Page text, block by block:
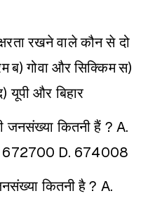
रखने वाले कौन से दो
ब) गोवा और सिक्किमस)
यूपी और बिहार
कितनी हैं ? A.
672700 D. 674008
कितनी है ? A.